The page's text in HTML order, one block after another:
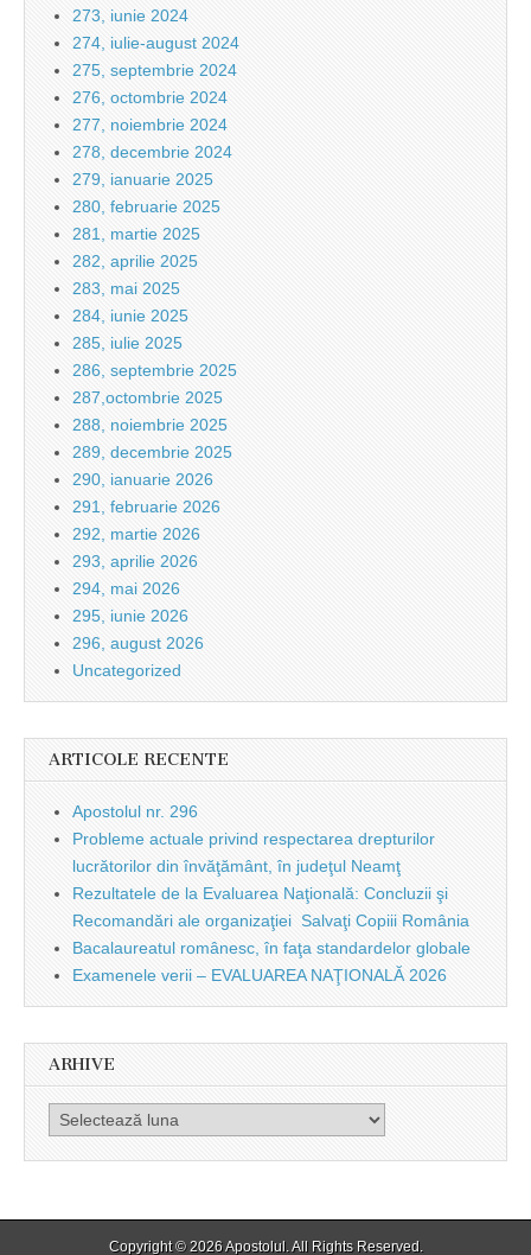
273, iunie 2024
274, iulie-august 2024
275, septembrie 2024
276, octombrie 2024
277, noiembrie 2024
278, decembrie 2024
279, ianuarie 2025
280, februarie 2025
281, martie 2025
282, aprilie 2025
283, mai 2025
284, iunie 2025
285, iulie 2025
286, septembrie 2025
287,octombrie 2025
288, noiembrie 2025
289, decembrie 2025
290, ianuarie 2026
291, februarie 2026
292, martie 2026
293, aprilie 2026
294, mai 2026
295, iunie 2026
296, august 2026
Uncategorized
ARTICOLE RECENTE
Apostolul nr. 296
Probleme actuale privind respectarea drepturilor
lucrătorilor din învăţământ, în judeţul Neamţ
Rezultatele de la Evaluarea Naţională: Concluzii şi
Recomandări ale organizaţiei Salvaţi Copiii România
Bacalaureatul românesc, în faţa standardelor globale
Examenele verii – EVALUAREA NAŢIONALĂ 2026
ARHIVE
Arhive
Copyright © 2026Apostolul. All Rights Reserved.